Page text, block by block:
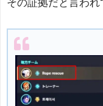
その証拠だと言わ